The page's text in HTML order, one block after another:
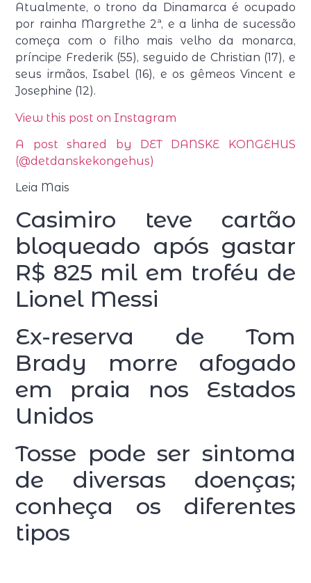
Atualmente, o trono da Dinamarca é ocupado
por rainha Margrethe 2ª, e a linha de sucessão
começa com o filho mais velho da monarca,
príncipe Frederik (55), seguido de Christian (17), e
seus irmãos, Isabel (16), e os gêmeos Vincent e
Josephine (12).
View this post on Instagram
A post shared by DET DANSKE KONGEHUS
(@detdanskekongehus)
Leia Mais
Casimiro teve cartão
bloqueado após gastar
R$ 825 mil em troféu de
Lionel Messi
Ex-reserva de Tom
Brady morre afogado
em praia nos Estados
Unidos
Tosse pode ser sintoma
de diversas doenças;
conheça os diferentes
tipos